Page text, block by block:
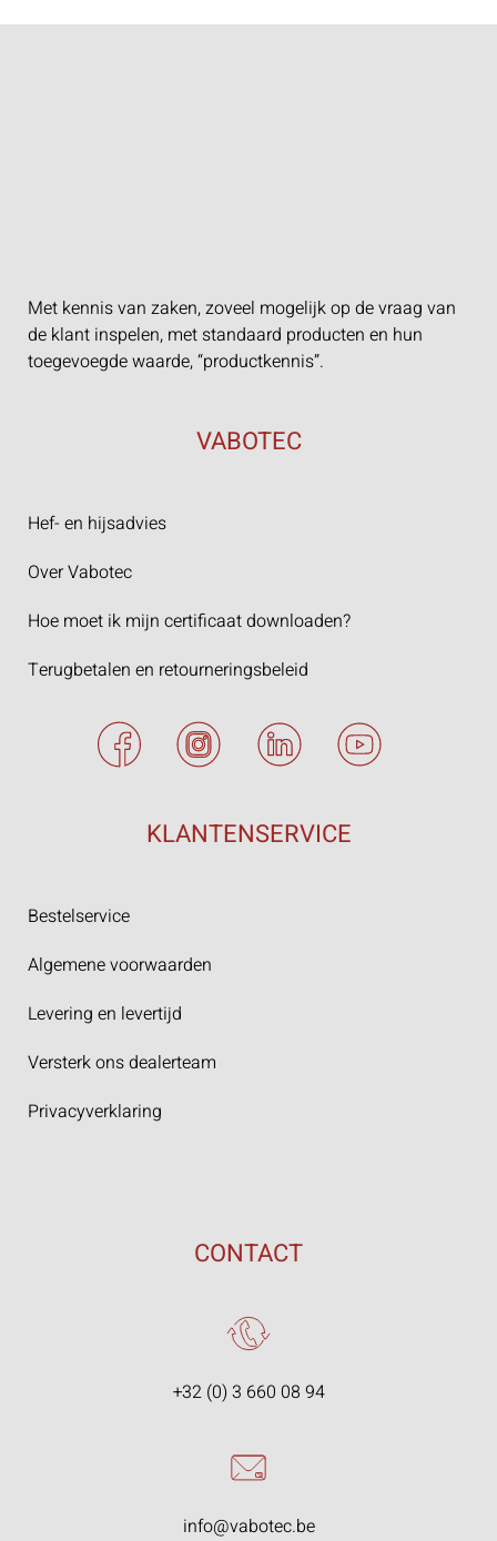
Met kennis van zaken, zoveel mogelijk op de vraag van
de klant inspelen, met standaard producten en hun
toegevoegde waarde, “productkennis”.
VABOTEC
Hef- en hijsadvies
Over Vabotec
Hoe moet ik mijn certificaat downloaden?
Terugbetalen en retourneringsbeleid
KLANTENSERVICE
Bestelservice
Algemene voorwaarden
Levering en levertijd
Versterk ons dealerteam
Privacyverklaring
CONTACT
+32 (0) 3 660 08 94
info@vabotec.be